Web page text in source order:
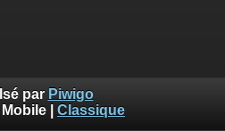
par Piwigo
Mobile Classique